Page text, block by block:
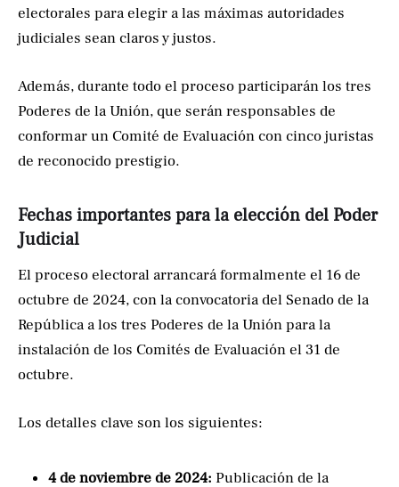
electorales para elegir a las máximas autoridades
judiciales sean claros y justos.
Además, durante todo el proceso participarán los tres
Poderes de la Unión, que serán responsables de
conformar un Comité de Evaluación con cinco juristas
de reconocido prestigio.
Fechas importantes para la elección del Poder
Judicial
El proceso electoral arrancará formalmente el 16 de
octubre de 2024, con la convocatoria del Senado de la
República a los tres Poderes de la Unión para la
instalación de los Comités de Evaluación el 31 de
octubre.
Los detalles clave son los siguientes:
4 de noviembre de 2024: Publicación de la